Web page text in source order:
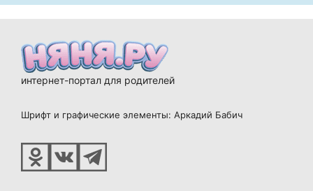
интернет-портал для родителей
Шрифт и графические элементы: Аркадий Бабич